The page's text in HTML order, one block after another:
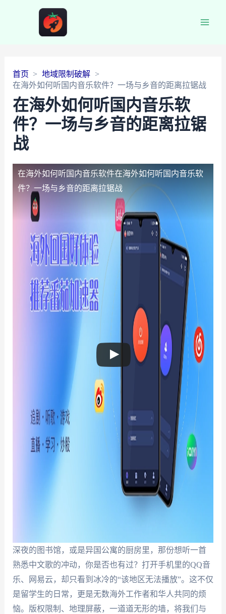
首页
地域限制破解
在海外如何听国内音乐软件？一场与乡音的距离拉锯战
在海外如何听国内音乐软
件？一场与乡音的距离拉锯
战
在海外如何听国内音乐软件在海外如何听国内音乐软
件？一场与乡音的距离拉锯战
深夜的图书馆，或是异国公寓的厨房里，那份想听一首
熟悉中文歌的冲动，你是否也有过？打开手机里的QQ音
乐、网易云，却只看到冰冷的“该地区无法播放”。这不仅
是留学生的日常，更是无数海外工作者和华人共同的烦
恼。版权限制、地理屏蔽，一道道无形的墙，将我们与